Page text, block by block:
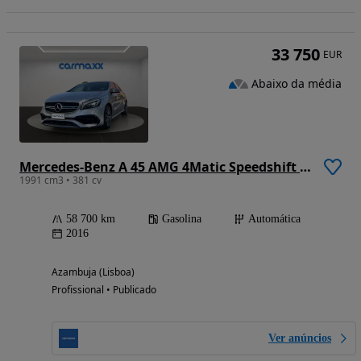
Mercedes-Benz A 45 AMG 4Matic Speedshift 7G-DCT
1991 cm3 • 381 cv
58 700 km Gasolina
Automática
2016
Azambuja (Lisboa)
Profissional • Publicado
Ver anúncios
33 750 EUR
Abaixo da média